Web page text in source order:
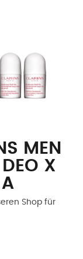
MEN
X
Shop für